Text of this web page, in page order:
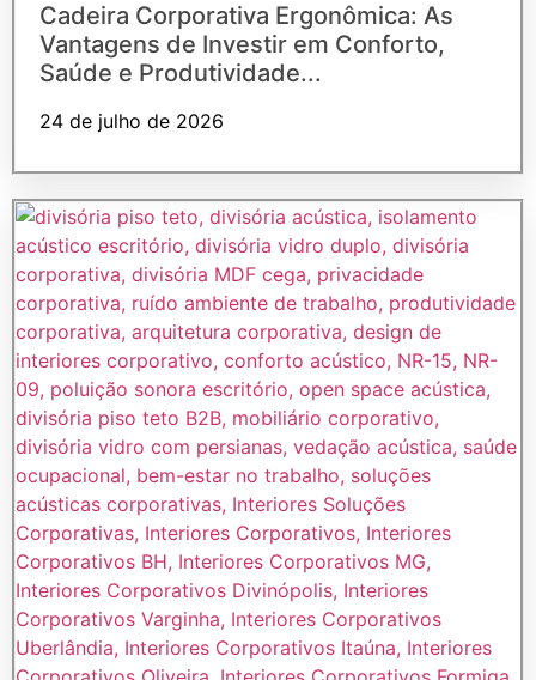
Cadeira Corporativa Ergonômica: As
Vantagens de Investir em Conforto,
Saúde e Produtividade...
24 de julho de 2026